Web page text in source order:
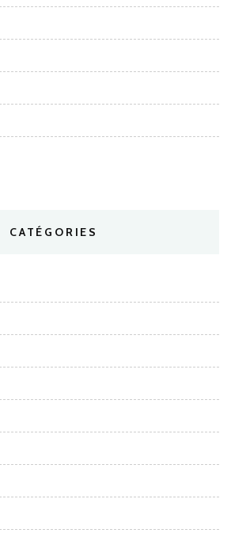
CATÉGORIES